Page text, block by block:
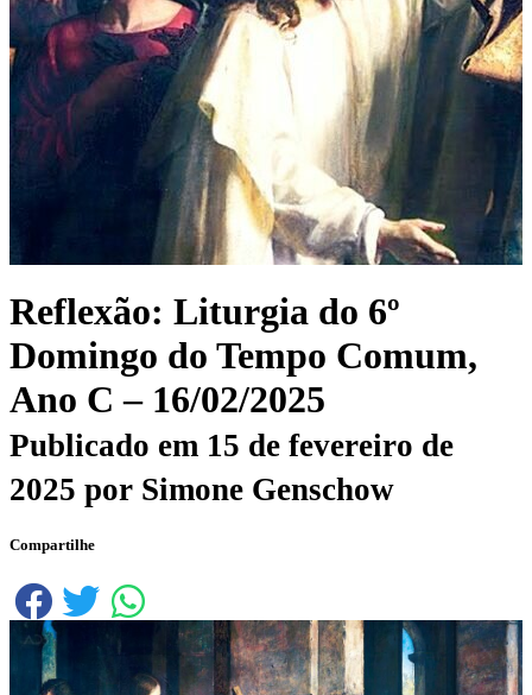
Reflexão: Liturgia do 6º
Domingo do Tempo Comum,
Ano C – 16/02/2025
Publicado em 15 de fevereiro de
2025 por Simone Genschow
Compartilhe